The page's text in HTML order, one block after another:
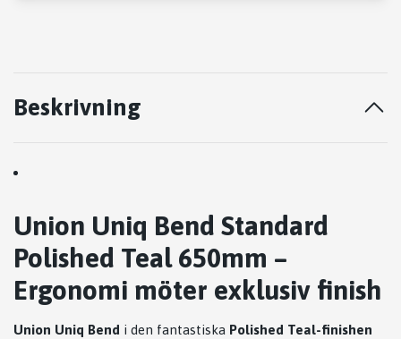
Beskrivning
Union Uniq Bend Standard
Polished Teal 650mm –
Ergonomi möter exklusiv finish
Union Uniq Bend i den fantastiska Polished Teal-finishen